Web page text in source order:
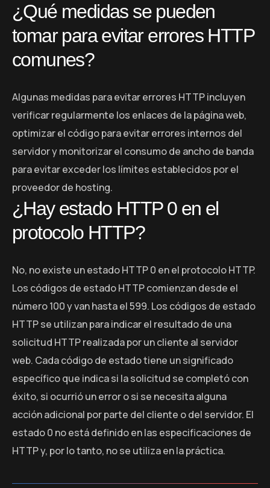
¿Qué medidas se pueden
tomar para evitar errores HTTP
comunes?
Algunas medidas para evitar errores HTTP incluyen
verificar regularmente los enlaces de la página web,
optimizar el código para evitar errores internos del
servidor y monitorizar el consumo de ancho de banda
para evitar exceder los límites establecidos por el
proveedor de hosting.
¿Hay estado HTTP 0 en el
protocolo HTTP?
No, no existe un estado HTTP 0 en el protocolo HTTP.
Los códigos de estado HTTP comienzan desde el
número 100 y van hasta el 599. Los códigos de estado
HTTP se utilizan para indicar el resultado de una
solicitud HTTP realizada por un cliente al servidor
web. Cada código de estado tiene un significado
específico que indica si la solicitud se completó con
éxito, si ocurrió un error o si se necesita alguna
acción adicional por parte del cliente o del servidor. El
estado 0 no está definido en las especificaciones de
HTTP y, por lo tanto, no se utiliza en la práctica.